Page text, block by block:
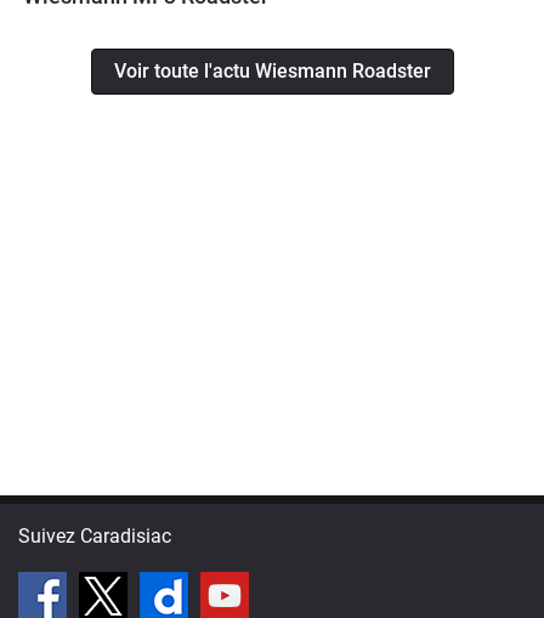
Voir toute l'actu Wiesmann Roadster
Suivez Caradisiac